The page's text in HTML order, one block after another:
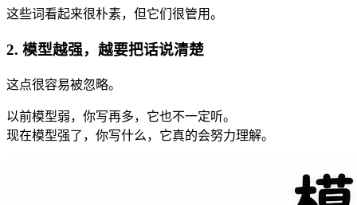
这些词看起来很朴素，但它们很管用。
2. 模型越强，越要把话说清楚
这点很容易被忽略。
以前模型弱，你写再多，它也不一定听。
现在模型强了，你写什么，它真的会努力理解。